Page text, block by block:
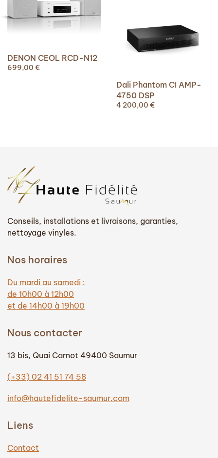
DENON CEOL RCD-N12
699,00 €
Dali Phantom CI AMP-
4750 DSP
4 200,00 €
Conseils, installations et livraisons, garanties,
nettoyage vinyles.
Nos horaires
Du mardi au samedi :
de 10h00 à 12h00
et de 14h00 à 19h00
Nous contacter
13 bis, Quai Carnot 49400 Saumur
(+33) 02 41 51 74 58
info@hautefidelite-saumur.com
Liens
Contact